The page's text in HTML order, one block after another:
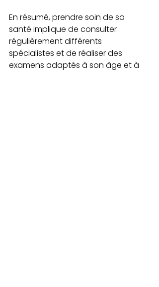
En résumé, prendre soin de sa
santé implique de consulter
régulièrement différents
spécialistes et de réaliser des
examens adaptés à son âge et à